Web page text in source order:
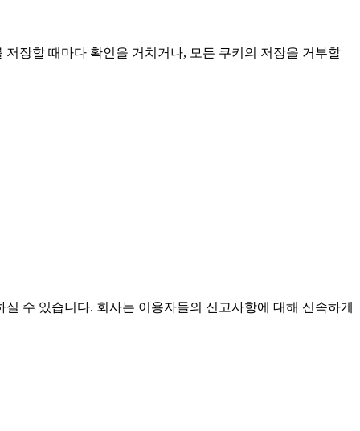
장할 때마다 확인을 거치거나, 모든 쿠키의 저장을 거부할
수 있습니다. 회사는 이용자들의 신고사항에 대해 신속하게